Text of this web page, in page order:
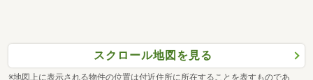
スクロール地図を見る
※地図上に表示される物件の位置は付近住所に所在することを表すものであ